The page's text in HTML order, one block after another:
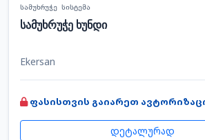
სამუხრუჭე სისტემა
სამუხრუჭე ხუნდი
Ekersan
ფასისთვის გაიარეთ
დეტალურად